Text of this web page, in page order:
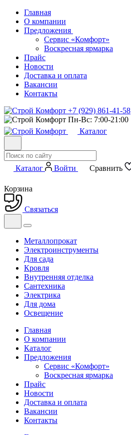
Главная
О компании
Предложения
Сервис «Комфорт»
Воскресная ярмарка
Прайс
Новости
Доставка и оплата
Вакансии
Контакты
+7 (929) 861-41-58
Пн-Вс: 7:00-21:00
Каталог
Каталог Войти Сравнить
Корзина
Связаться
Металлопрокат
Электроинструменты
Для сада
Кровля
Внутренняя отделка
Сантехника
Электрика
Для дома
Освещение
Главная
О компании
Каталог
Предложения
Сервис «Комфорт»
Воскресная ярмарка
Прайс
Новости
Доставка и оплата
Вакансии
Контакты